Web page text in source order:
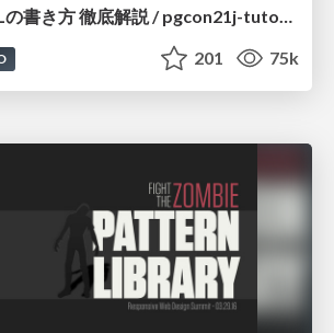
実際に使うSQLの書き方 徹底解説 / pgcon21j-tutorial
201 75k